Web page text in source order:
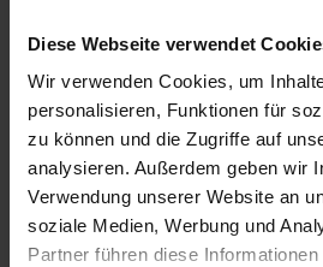
Diese Webseite verwendet
Wir verwenden Cookies, um
personalisieren, Funktionen für
zu können und die Zugriffe auf
analysieren. Außerdem geben wir
Verwendung unserer Website an
soziale Medien, Werbung und
Partner führen diese
Vollversion
IT_Das Christkind kann
CLEAN_Das Christkind kann